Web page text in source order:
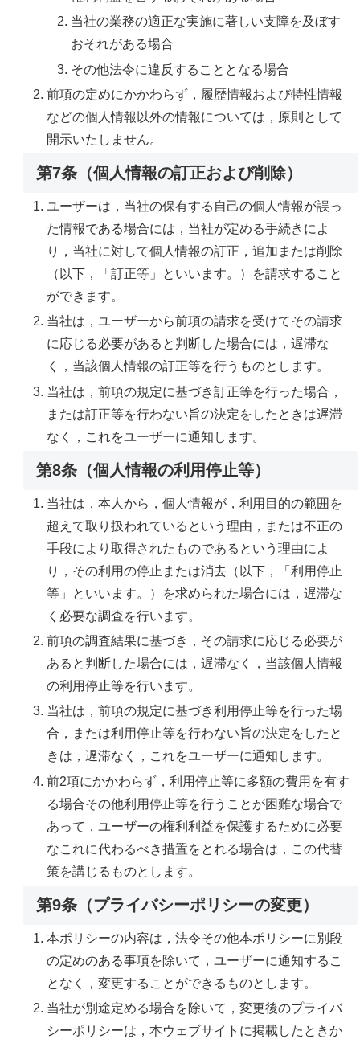
当社の業務の適正な実施に著しい支障を及ぼす
おそれがある場合
その他法令に違反することとなる場合
前項の定めにかかわらず，履歴情報および特性情報
などの個人情報以外の情報については，原則として
開示いたしません。
第7条（個人情報の訂正および削除）
ユーザーは，当社の保有する自己の個人情報が誤っ
た情報である場合には，当社が定める手続きによ
り，当社に対して個人情報の訂正，追加または削除
（以下，「訂正等」といいます。）を請求すること
ができます。
当社は，ユーザーから前項の請求を受けてその請求
に応じる必要があると判断した場合には，遅滞な
く，当該個人情報の訂正等を行うものとします。
当社は，前項の規定に基づき訂正等を行った場合，
または訂正等を行わない旨の決定をしたときは遅滞
なく，これをユーザーに通知します。
第8条（個人情報の利用停止等）
当社は，本人から，個人情報が，利用目的の範囲を
超えて取り扱われているという理由，または不正の
手段により取得されたものであるという理由によ
り，その利用の停止または消去（以下，「利用停止
等」といいます。）を求められた場合には，遅滞な
く必要な調査を行います。
前項の調査結果に基づき，その請求に応じる必要が
あると判断した場合には，遅滞なく，当該個人情報
の利用停止等を行います。
当社は，前項の規定に基づき利用停止等を行った場
合，または利用停止等を行わない旨の決定をしたと
きは，遅滞なく，これをユーザーに通知します。
前2項にかかわらず，利用停止等に多額の費用を有す
る場合その他利用停止等を行うことが困難な場合で
あって，ユーザーの権利利益を保護するために必要
なこれに代わるべき措置をとれる場合は，この代替
策を講じるものとします。
第9条（プライバシーポリシーの変更）
本ポリシーの内容は，法令その他本ポリシーに別段
の定めのある事項を除いて，ユーザーに通知するこ
となく，変更することができるものとします。
当社が別途定める場合を除いて，変更後のプライバ
シーポリシーは，本ウェブサイトに掲載したときか